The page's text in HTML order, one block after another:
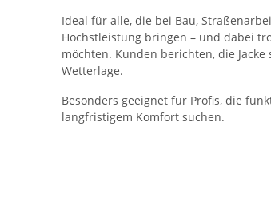
Ideal für alle, die bei Bau,
Höchstleistung bringen – und dabei
möchten. Kunden berichten, die
Wetterlage.
Besonders geeignet für Profis, die
langfristigem Komfort suchen.